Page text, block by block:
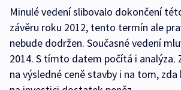
Minulé vedení slibovalo dokončení
závěru roku 2012, tento termín ale
nebude dodržen. Současné vedení
2014. S tímto datem počítá i analýza.
na výsledné ceně stavby i na tom,